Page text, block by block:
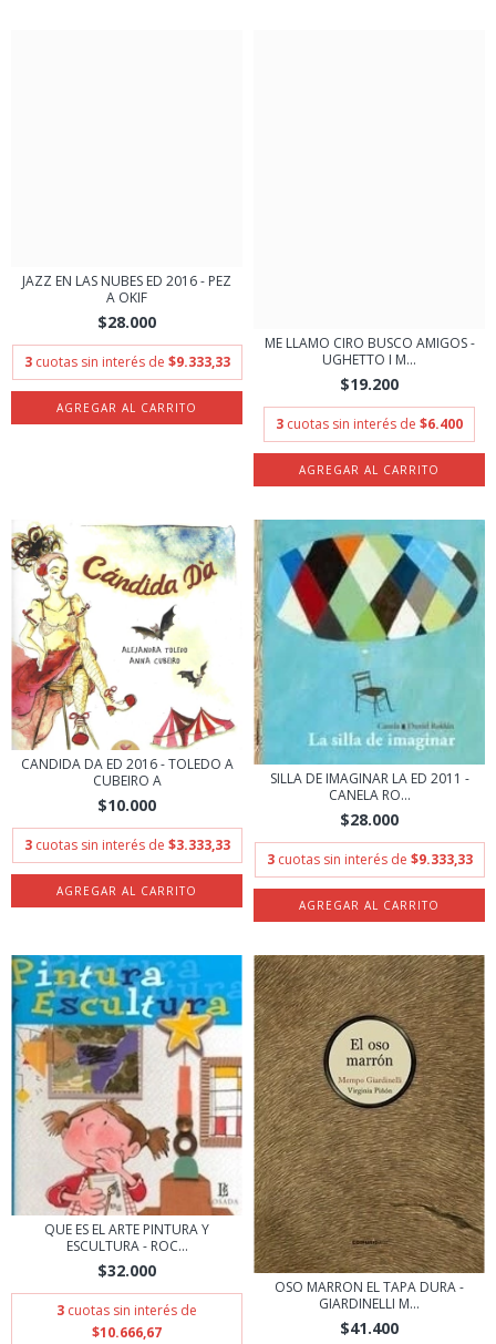
JAZZ EN LAS NUBES ED 2016 - PEZ
A OKIF
$28.000
3 cuotas sin interés de $9.333,33
ME LLAMO CIRO BUSCO AMIGOS -
UGHETTO I M...
$19.200
3 cuotas sin interés de $6.400
CANDIDA DA ED 2016 - TOLEDO A
CUBEIRO A
$10.000
3 cuotas sin interés de $3.333,33
SILLA DE IMAGINAR LA ED 2011 -
CANELA RO...
$28.000
3 cuotas sin interés de $9.333,33
QUE ES EL ARTE PINTURA Y
ESCULTURA - ROC...
$32.000
3 cuotas sin interés de
$10.666,67
OSO MARRON EL TAPA DURA -
GIARDINELLI M...
$41.400